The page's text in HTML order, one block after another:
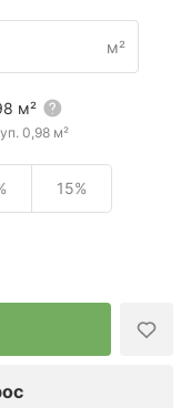
м²
м²
0,98 м²
15%